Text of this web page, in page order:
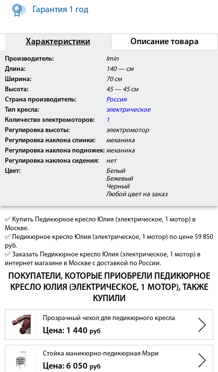
Гарантия 1 год
Характеристики Описание товара
Производитель:
Imin
Длина:
140 — см
Ширина:
70 см
Высота:
45 — 45 см
Страна производитель:
Россия
Тип кресла:
электрическое
Количество электромоторов:
1
Регулировка высоты:
электромотор
Регулировка наклона спинки:
механика
Регулировка наклона подножек: механика
Регулировка наклона сидения:
нет
Цвет:
Белый
Бежевый
Черный
Любой цвет на заказ
✅ Купить Педикюрное кресло Юлия (электрическое, 1 мотор) в
Москве.
✅ Педикюрное кресло Юлия (электрическое, 1 мотор) по цене 59 850
руб.
✅ Заказать Педикюрное кресло Юлия (электрическое, 1 мотор) в
интернет магазине в Москве с доставкой по России.
ПОКУПАТЕЛИ, КОТОРЫЕ ПРИОБРЕЛИ ПЕДИКЮРНОЕ
КРЕСЛО ЮЛИЯ (ЭЛЕКТРИЧЕСКОЕ, 1 МОТОР), ТАКЖЕ
КУПИЛИ
Прозрачный чехол для педикюрного кресла
Цена: 1 440 руб
Стойка маникюрно-педикюрная Мэри
Цена: 6 050 руб